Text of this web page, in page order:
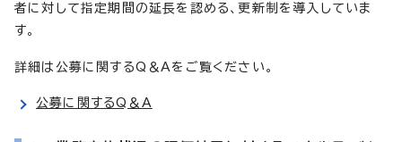
者に対して指定期間の延長を認める、更新制を導入していま
す。
詳細は公募に関するQ＆Aをご覧ください。
公募に関するQ＆A